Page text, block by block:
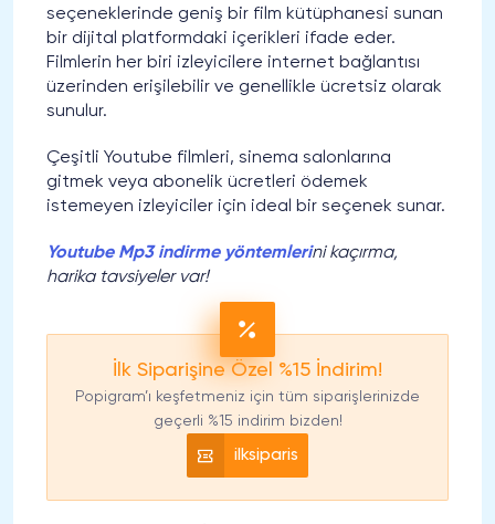
seçeneklerinde geniş bir film kütüphanesi sunan
bir dijital platformdaki içerikleri ifade eder.
Filmlerin her biri izleyicilere internet bağlantısı
üzerinden erişilebilir ve genellikle ücretsiz olarak
sunulur.
Çeşitli Youtube filmleri, sinema salonlarına
gitmek veya abonelik ücretleri ödemek
istemeyen izleyiciler için ideal bir seçenek sunar.
Youtube Mp3 indirme yöntemlerini kaçırma,
harika tavsiyeler var!
İlk Siparişine Özel %15 İndirim!
Popigram’ı keşfetmeniz için tüm siparişlerinizde
geçerli %15 indirim bizden!
ilksiparis